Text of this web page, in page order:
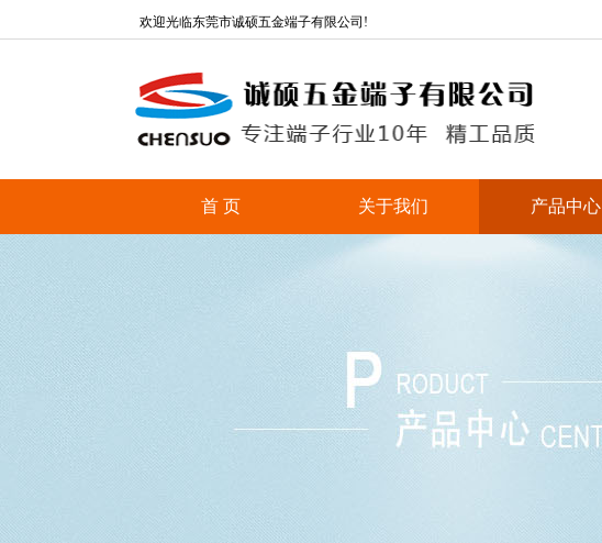
欢迎光临东莞市诚硕五金端子有限公司!
首 页 关于我们 产品中心